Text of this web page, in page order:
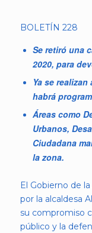
BOLETÍN 228
Se retiró una
2020, para
Ya se
habrá
Áreas como
Urbanos,
Ciudadana
la zona.
El Gobierno de
por la alcaldesa
su compromiso
público y la